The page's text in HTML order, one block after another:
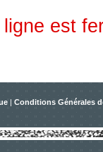
est
| Conditions Générales